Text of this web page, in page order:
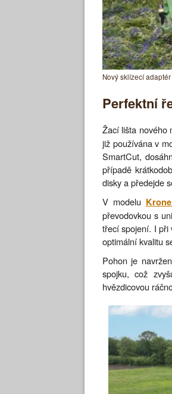
Nový sklízecí
Perfektní
Žací lišta nového
již používána v
SmartCut,
případě
disky a předejde
V modelu
převodovkou s
třecí spojení. I při
optimální kvalitu
Pohon je
spojku, což
hvězdicovou